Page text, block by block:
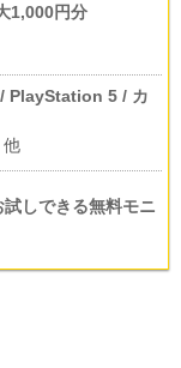
1,000円分
PlayStation 5 / カ
他
しできる無料モニ